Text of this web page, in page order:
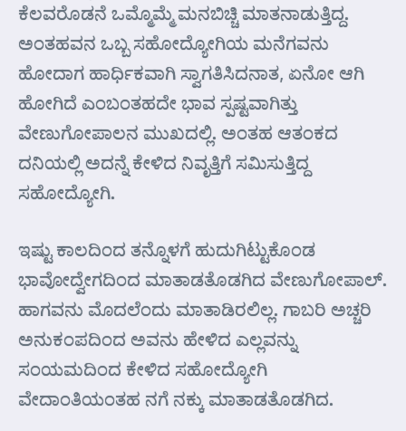
ಕೆಲವರೊಡನೆ ಒಮ್ಮೊಮ್ಮೆ ಮನಬಿಚ್ಚಿ ಮಾತನಾಡುತ್ತಿದ್ದ.
ಅಂತಹವನ ಒಬ್ಬ ಸಹೋದ್ಯೋಗಿಯ ಮನೆಗವನು
ಹೋದಾಗ ಹಾರ್ಧಿಕವಾಗಿ ಸ್ವಾಗತಿಸಿದನಾತ, ಏನೋ ಆಗಿ
ಹೋಗಿದೆ ಎಂಬಂತಹದೇ ಭಾವ ಸ್ಪಷ್ಟವಾಗಿತ್ತು
ವೇಣುಗೋಪಾಲನ ಮುಖದಲ್ಲಿ. ಅಂತಹ ಆತಂಕದ
ದನಿಯಲ್ಲಿ ಅದನ್ನೆ ಕೇಳಿದ ನಿವೃತ್ತಿಗೆ ಸಮಿಸುತ್ತಿದ್ದ
ಸಹೋದ್ಯೋಗಿ.
ಇಷ್ಟು ಕಾಲದಿಂದ ತನ್ನೊಳಗೆ ಹುದುಗಿಟ್ಟುಕೊಂಡ
ಭಾವೋದ್ವೇಗದಿಂದ ಮಾತಾಡತೊಡಗಿದ ವೇಣುಗೋಪಾಲ್.
ಹಾಗವನು ಮೊದಲೆಂದು ಮಾತಾಡಿರಲಿಲ್ಲ. ಗಾಬರಿ ಅಚ್ಚರಿ
ಅನುಕಂಪದಿಂದ ಅವನು ಹೇಳಿದ ಎಲ್ಲವನ್ನು
ಸಂಯಮದಿಂದ ಕೇಳಿದ ಸಹೋದ್ಯೋಗಿ
ವೇದಾಂತಿಯಂತಹ ನಗೆ ನಕ್ಕು ಮಾತಾಡತೊಡಗಿದ.